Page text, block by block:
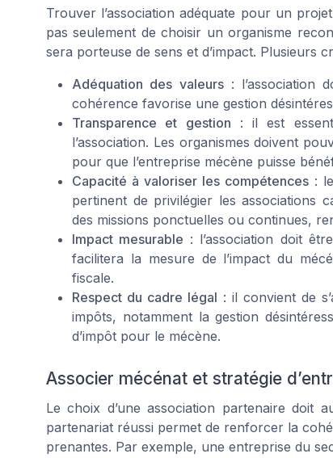
Trouver l’association adéquate pour un
pas seulement de choisir un organisme
sera porteuse de sens et d’impact. Plusieurs
Adéquation des valeurs: l’association
cohérence favorise une gestion
Transparence et gestion : il est
l’association. Les organismes doivent
pour que l’entreprise mécène puisse
Capacité à valoriser les compétences :
pertinent de privilégier les associations
des missions ponctuelles ou continues,
Impact mesurable : l’association doit
facilitera la mesure de l’impact du
fiscale.
Respect du cadre légal : il convient de
impôts, notamment la gestion
d’impôt pour le mécène.
Associer mécénat et stratégie
Le choix d’une association partenaire doit
partenariat réussi permet de renforcer la
prenantes. Par exemple, une entreprise du